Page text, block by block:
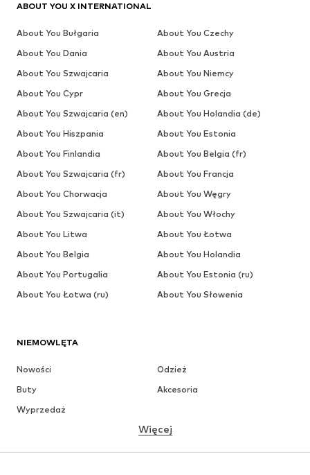
NIEMOWLĘTA
Nowości
Odzież
Buty
Akcesoria
Wyprzedaż
Więcej
ABOUT YOU X INTERNATIONAL
About You Bułgaria
About You Czechy
About You Dania
About You Austria
About You Szwajcaria
About You Niemcy
About You Cypr
About You Grecja
About You Szwajcaria (en)
About You Holandia (de)
About You Hiszpania
About You Estonia
About You Finlandia
About You Belgia (fr)
About You Szwajcaria (fr)
About You Francja
About You Chorwacja
About You Węgry
About You Szwajcaria (it)
About You Włochy
About You Litwa
About You Łotwa
About You Belgia
About You Holandia
About You Portugalia
About You Estonia (ru)
About You Łotwa (ru)
About You Słowenia